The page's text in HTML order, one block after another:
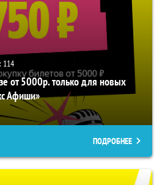
114
от 5000р. только для новых
Афиши»
ПОДРОБНЕЕ